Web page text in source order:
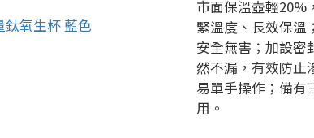
市面保溫壺輕20%
緊溫度、長效保溫
安全無害；加設密
然不漏，有效防止
易單手操作；備有
用。